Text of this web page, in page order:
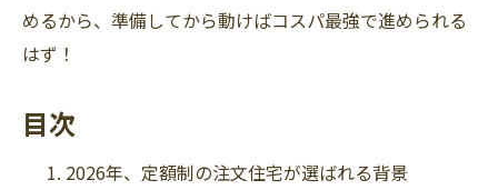
めるから、準備してから動けばコスパ最強で進められる
はず！
目次
2026年、定額制の注文住宅が選ばれる背景